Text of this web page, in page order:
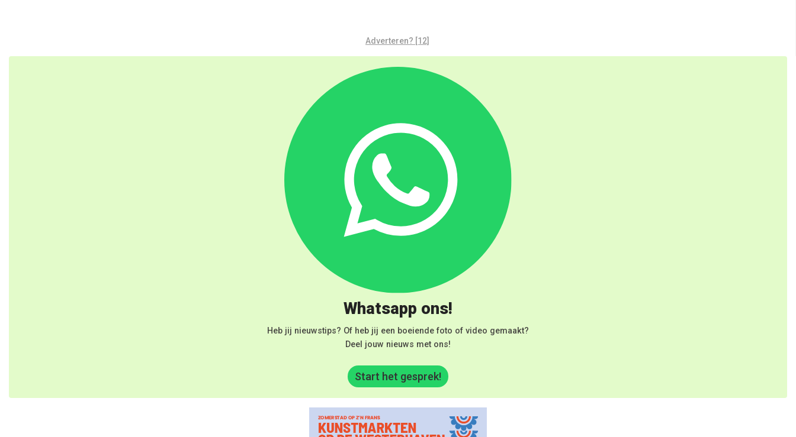
Adverteren? [12]
Whatsapp ons!
Heb jij nieuwstips? Of heb jij een boeiende foto of video gemaakt?
Deel jouw nieuws met ons!
Start het gesprek!